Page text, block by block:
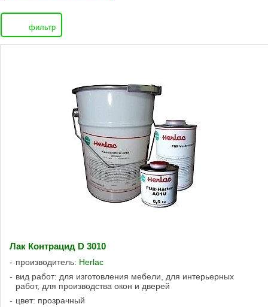
фильтр
Лак Контрацид D 3010
производитель: Herlac
вид работ: для изготовления мебели, для интерьерных
работ, для производства окон и дверей
цвет: прозрачный